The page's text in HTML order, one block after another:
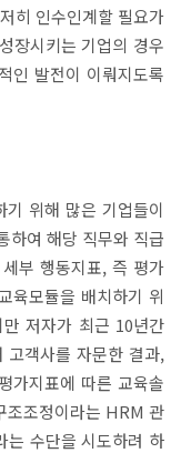
히 인수인계할 필요가
장시키는 기업의 경우
인 발전이 이뤄지도록
위해 많은 기업들이
하여 해당 직무와 직급
부 행동지표, 즉 평가
육모듈을 배치하기 위
저자가 최근 10년간
고객사를 자문한 결과,
가지표에 따른 교육솔
조조정이라는 HRM 관
는 수단을 시도하려 하